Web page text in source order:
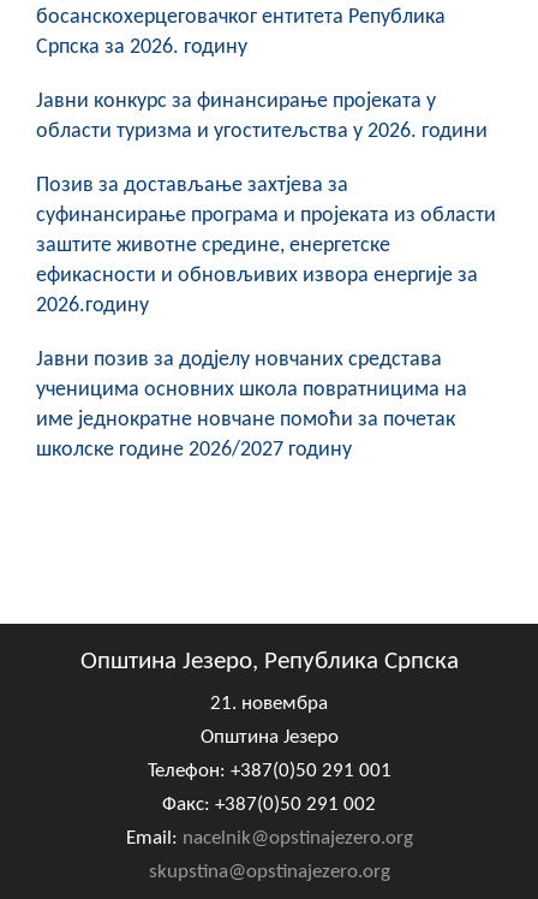
босанскохерцеговачког ентитета Република
Српска за 2026. годину
Јавни конкурс за финансирање пројеката у
области туризма и угоститељства у 2026. години
Позив за достављање захтјева за
суфинансирање програма и пројеката из области
заштите животне средине, енергетске
ефикасности и обновљивих извора енергије за
2026.годину
Јавни позив за додјелу новчаних средстава
ученицима основних школа повратницима на
име једнократне новчане помоћи за почетак
школске године 2026/2027 годину
Општина Језеро, Република Српска
21. новембра
Општина Језеро
Телефон: +387(0)50 291 001
Факс: +387(0)50 291 002
Email: nacelnik@opstinajezero.org
skupstina@opstinajezero.org